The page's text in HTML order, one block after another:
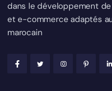
dans le développement de
et e-commerce adaptés
marocain